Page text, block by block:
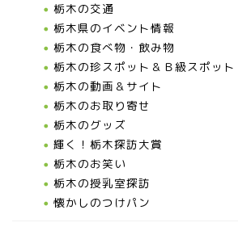
栃木の交通
栃木県のイベント情報
栃木の食べ物・飲み物
栃木の珍スポット＆Ｂ級スポット
栃木の動画＆サイト
栃木のお取り寄せ
栃木のグッズ
輝く！栃木探訪大賞
栃木のお笑い
栃木の授乳室探訪
懐かしのつけパン